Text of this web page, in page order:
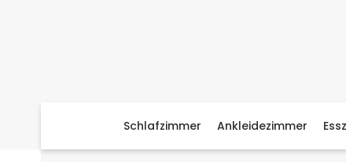
Schlafzimmer Ankleidezimmer